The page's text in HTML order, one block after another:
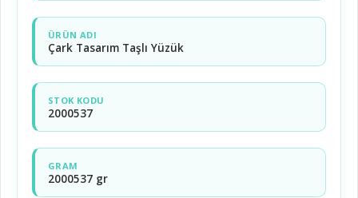
ÜRÜN ADI
Çark Tasarım Taşlı Yüzük
STOK KODU
2000537
GRAM
2000537 gr